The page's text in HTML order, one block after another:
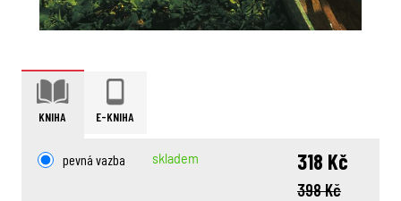
KNIHA E-KNIHA
pevná vazba skladem
398 Kč
318 Kč